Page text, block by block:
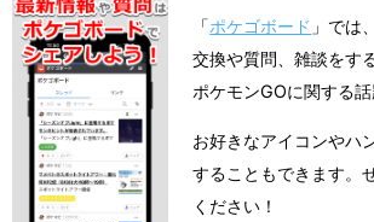
「ポケゴボード 」では
交換や質問、雑談をす
ポケモンGOに関する
お好きなアイコンやハ
することもできます。
ください！